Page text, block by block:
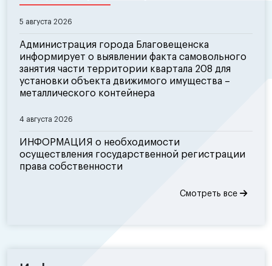
5 августа 2026
Администрация города Благовещенска
информирует о выявлении факта самовольного
занятия части территории квартала 208 для
установки объекта движимого имущества –
металлического контейнера
4 августа 2026
ИНФОРМАЦИЯ о необходимости
осуществления государственной регистрации
права собственности
Смотреть все